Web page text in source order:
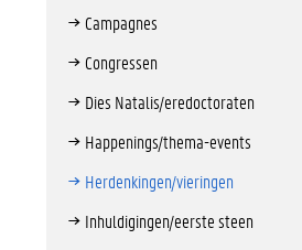
Campagnes
Congressen
Dies Natalis/eredoctoraten
Happenings/thema-events
Herdenkingen/vieringen
Inhuldigingen/eerste steen